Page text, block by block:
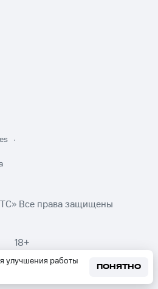
улучшения работы
ПОНЯТНО
Все права защищены
18+